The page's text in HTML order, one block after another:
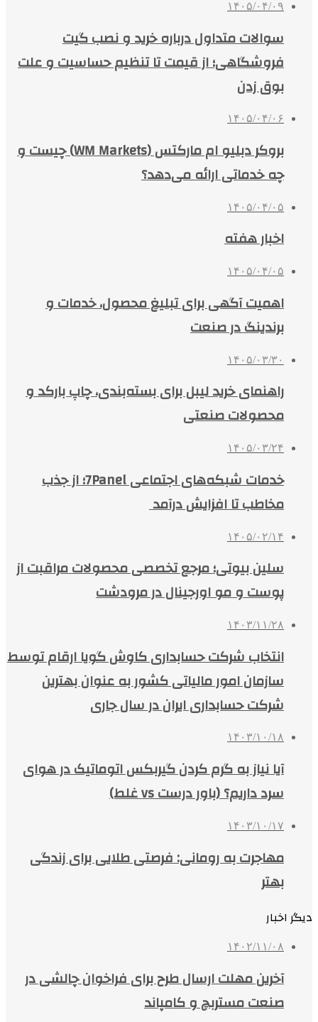
۱۴۰۵/۰۴/۰۹
سوالات متداول درباره خرید و نصب گیت
فروشگاهی؛ از قیمت تا تنظیم حساسیت و علت
بوق زدن
۱۴۰۵/۰۴/۰۶
بروکر دبلیو ام مارکتس (WM Markets) چیست و
چه خدماتی ارائه می‌دهد؟
۱۴۰۵/۰۴/۰۵
اخبار هفته
۱۴۰۵/۰۴/۰۵
اهمیت آگهی برای تبلیغ محصول، خدمات و
برندینگ در صنعت
۱۴۰۵/۰۳/۳۰
راهنمای خرید لیبل برای بسته‌بندی، چاپ بارکد و
محصولات صنعتی
۱۴۰۵/۰۳/۲۴
خدمات شبکه‌های اجتماعی 7Panel؛ از جذب
مخاطب تا افزایش درآمد
۱۴۰۵/۰۲/۱۴
سلین بیوتی؛ مرجع تخصصی محصولات مراقبت از
پوست و مو اورجینال در مرودشت
۱۴۰۳/۱۱/۲۸
انتخاب شرکت حسابداری کاوش گویا ارقام توسط
سازمان امور مالیاتی کشور به عنوان بهترین
شرکت حسابداری ایران در سال جاری
۱۴۰۳/۱۰/۱۸
آیا نیاز به گرم کردن گیربکس اتوماتیک در هوای
سرد داریم؟ (باور درست vs غلط)
۱۴۰۳/۱۰/۱۷
مهاجرت به رومانی: فرصتی طلایی برای زندگی
بهتر
دیگر اخبار
۱۴۰۲/۱۱/۰۸
آخرین مهلت ارسال طرح برای فراخوان چالشی در
صنعت مستربچ و کامپاند